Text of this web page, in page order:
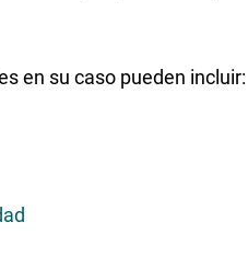
en su caso pueden incluir: